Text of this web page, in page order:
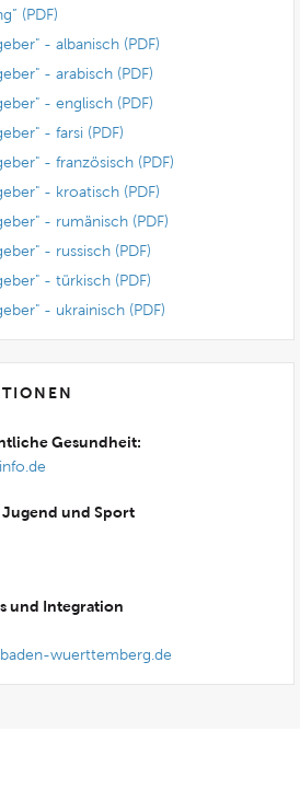
(PDF)
- albanisch (PDF)
- arabisch (PDF)
- englisch (PDF)
- farsi (PDF)
- französisch (PDF)
- kroatisch (PDF)
- rumänisch (PDF)
- russisch (PDF)
- türkisch (PDF)
- ukrainisch (PDF)
Gesundheit:
und Sport
und Integration
wuerttemberg.de